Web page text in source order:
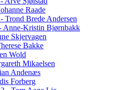
Raade
Trond Brede Andersen
Anne-Kristin Bjørnbakk
Skjervagen
Bakke
Wold
Mikaelsen
Andenæs
Forberg